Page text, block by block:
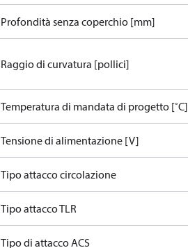
Profondità senza coperchio [mm]
Raggio di curvatura [pollici]
Temperatura di mandata di progetto [˚C]
Tensione di alimentazione [V]
Tipo attacco circolazione
Tipo attacco TLR
Tipo di attacco ACS